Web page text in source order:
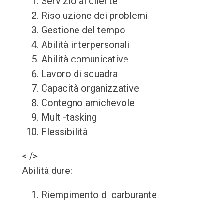
Risoluzione dei problemi
Gestione del tempo
Abilità interpersonali
Abilità comunicative
Lavoro di squadra
Capacità organizzative
Contegno amichevole
Multi-tasking
Flessibilità
< />
Abilità dure:
Riempimento di carburante